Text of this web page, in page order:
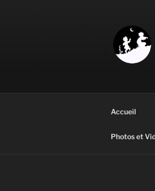
Accueil
Photos et